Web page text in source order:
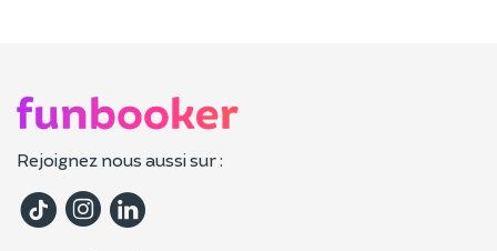
Rejoignez nous aussi sur :